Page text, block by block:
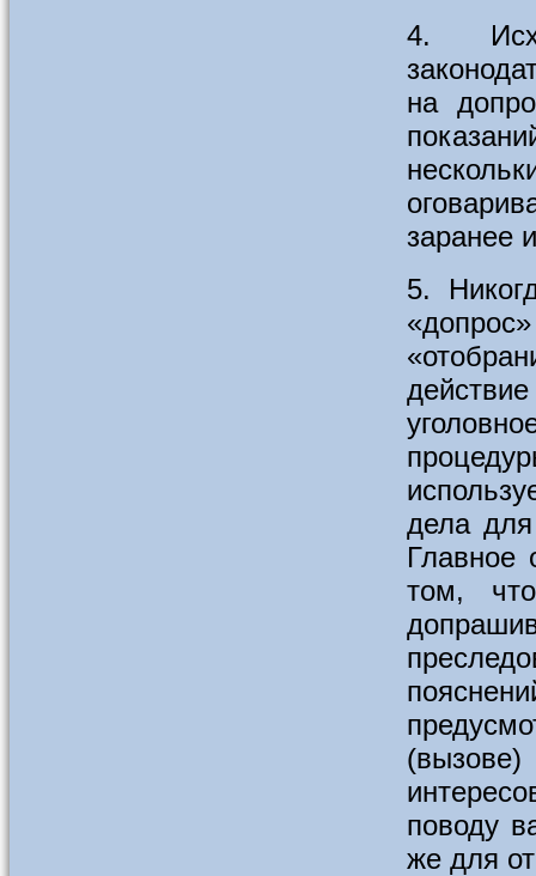
4.
на
заранее
5.
дела
Главное
том,
поводу
же для